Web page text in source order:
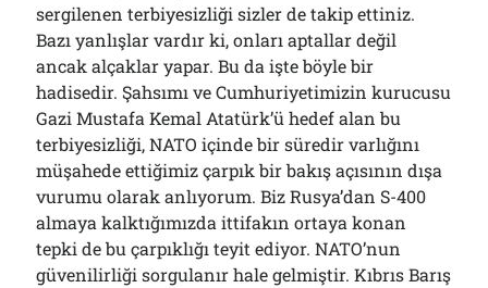
sergilenen terbiyesizliği sizler de takip ettiniz.
Bazı yanlışlar vardır ki, onları aptallar değil
ancak alçaklar yapar. Bu da işte böyle bir
hadisedir. Şahsımı ve Cumhuriyetimizin kurucusu
Gazi Mustafa Kemal Atatürk’ü hedef alan bu
terbiyesizliği, NATO içinde bir süredir varlığını
müşahede ettiğimiz çarpık bir bakış açısının dışa
vurumu olarak anlıyorum. Biz Rusya’dan S-400
almaya kalktığımızda ittifakın ortaya konan
tepki de bu çarpıklığı teyit ediyor. NATO’nun
güvenilirliği sorgulanır hale gelmiştir. Kıbrıs Barış